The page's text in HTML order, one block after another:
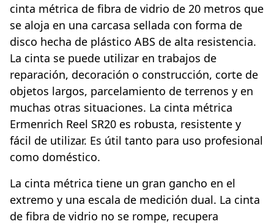
cinta métrica de fibra de vidrio de 20 metros que
se aloja en una carcasa sellada con forma de
disco hecha de plástico ABS de alta resistencia.
La cinta se puede utilizar en trabajos de
reparación, decoración o construcción, corte de
objetos largos, parcelamiento de terrenos y en
muchas otras situaciones. La cinta métrica
Ermenrich Reel SR20 es robusta, resistente y
fácil de utilizar. Es útil tanto para uso profesional
como doméstico.
La cinta métrica tiene un gran gancho en el
extremo y una escala de medición dual. La cinta
de fibra de vidrio no se rompe, recupera